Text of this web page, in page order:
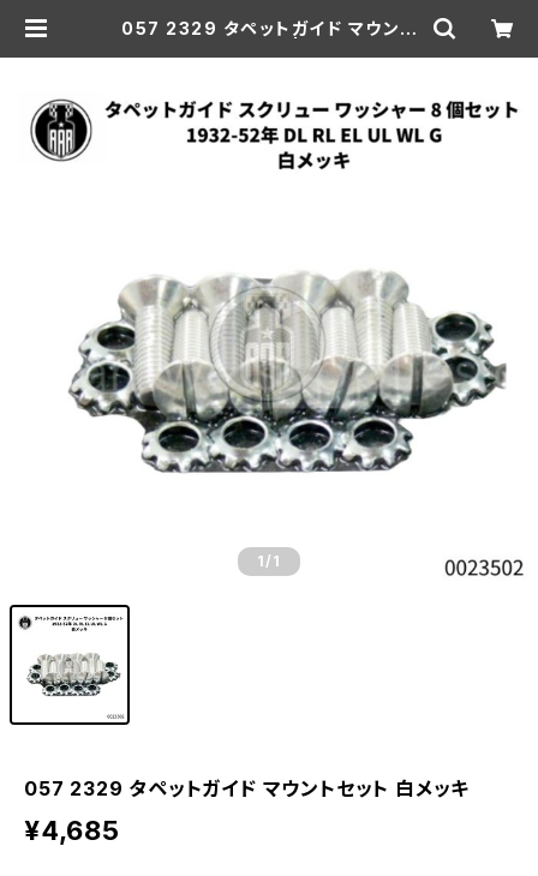
057 2329 タペットガイド マウント
1 /1
057 2329 タペットガイド マウントセット 白メッキ
¥4,685